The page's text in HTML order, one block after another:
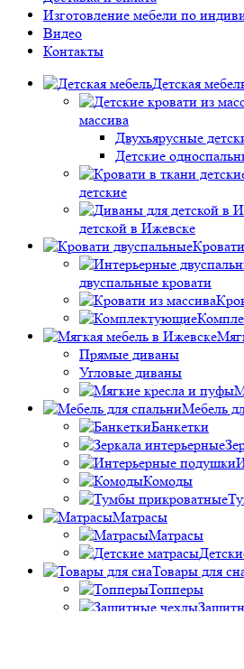
Изготовление мебели по
Видео
Контакты
Детская
массива
Двухъярусные
Детские
детские
детской в Ижевске
двуспальные кровати
Прямые диваны
Угловые диваны
Мебель
Банкетки
Комоды
Матрасы
Матрасы
Товары для
Топперы